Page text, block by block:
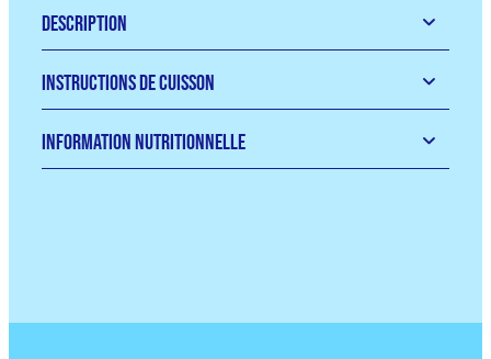
Description
Instructions de Cuisson
Information Nutritionnelle